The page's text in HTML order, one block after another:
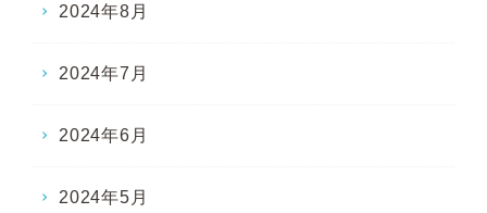
2024年8月
2024年7月
2024年6月
2024年5月